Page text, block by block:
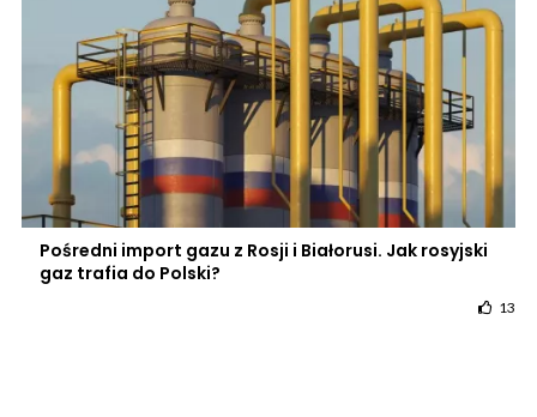
Pośredni import gazu z Rosji i Białorusi. Jak rosyjski
gaz trafia do Polski?
13